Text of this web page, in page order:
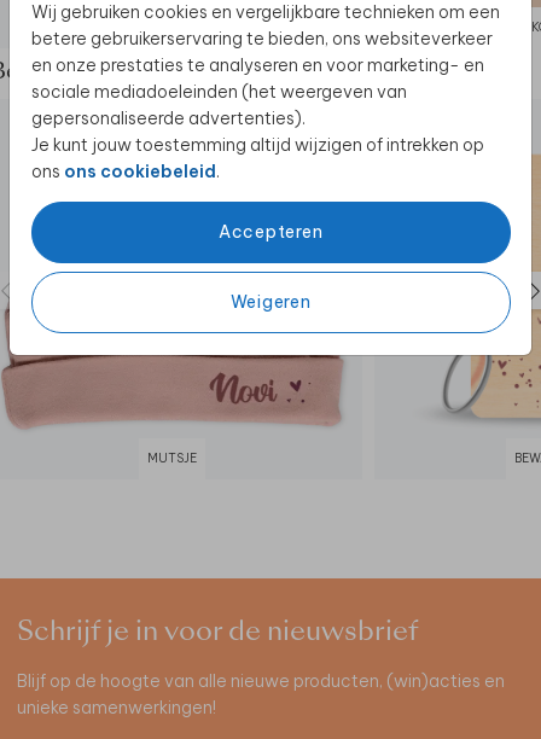
Wij gebruiken cookies en vergelijkbare technieken om een
betere gebruikerservaring te bieden, ons websiteverkeer
en onze prestaties te analyseren en voor marketing- en
sociale mediadoeleinden (het weergeven van
gepersonaliseerde advertenties).
Je kunt jouw toestemming altijd wijzigen of intrekken op
ons ons cookiebeleid.
Accepteren
Weigeren
de complete set
MUTSJE
Schrijf je in voor de nieuwsbrief
Blijf op de hoogte van alle nieuwe producten, (win)acties en
unieke samenwerkingen!